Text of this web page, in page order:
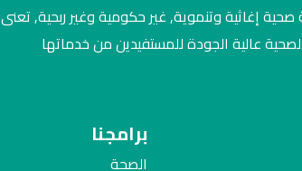
إغاثية وتنموية, غير حكومية وغير ربحية, تعنى
الصحية عالية الجودة للمستفيدين من خدماتها
برامجنا
الصحة